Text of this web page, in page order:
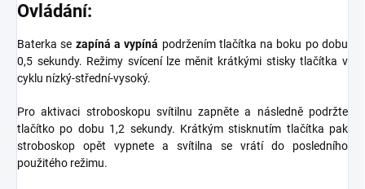
Ovládání:
Baterka se zapíná a vypíná podržením tlačítka na boku po dobu
0,5 sekundy. Režimy svícení lze měnit krátkými stisky tlačítka v
cyklu nízký-střední-vysoký.
Pro aktivaci stroboskopu svítilnu zapněte a následně podržte
tlačítko po dobu 1,2 sekundy. Krátkým stisknutím tlačítka pak
stroboskop opět vypnete a svítilna se vrátí do posledního
použitého režimu.